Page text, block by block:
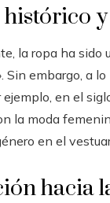
histórico
la ropa ha sido
Sin embargo, a
en el
la moda
en el
hacia